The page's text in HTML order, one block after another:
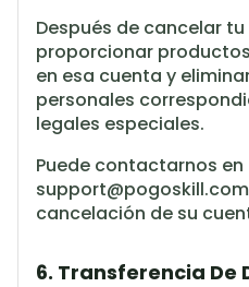
Después de cancelar
proporcionar
en esa cuenta y
personales
legales especiales.
Puede contactarnos en
support@pogoskill.com
cancelación de su
6. Transferencia De